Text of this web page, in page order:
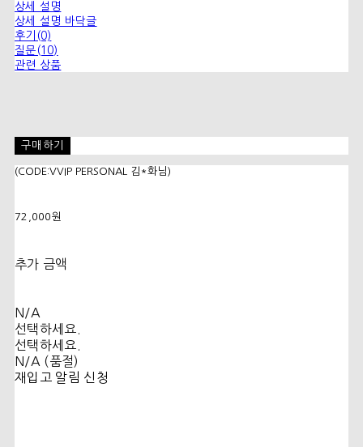
상세 설명
상세 설명 바닥글
후기(0)
질문(10)
관련 상품
구매하기
(CODE:VVIP PERSONAL 김*화님)
72,000원
추가 금액
N/A
선택하세요.
선택하세요.
N/A (품절)
재입고 알림 신청